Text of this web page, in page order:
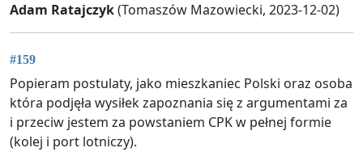
Adam Ratajczyk(Tomaszów Mazowiecki, 2023-12-02)
#159
Popieram postulaty, jako mieszkaniec Polski oraz osoba
która podjęła wysiłek zapoznania się z argumentami za
i przeciw jestem za powstaniem CPK w pełnej formie
(kolej i port lotniczy).